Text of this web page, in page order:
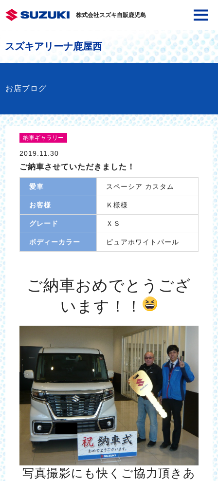
株式会社スズキ自販鹿児島
スズキアリーナ鹿屋西
お店ブログ
納車ギャラリー
2019.11.30
ご納車させていただきました！
愛車 スペーシア カスタム
お客様 Ｋ様様
グレード ＸＳ
ボディーカラー ピュアホワイトパール
ご納車おめでとうござ
います！！
写真撮影にも快くご協力頂きあ